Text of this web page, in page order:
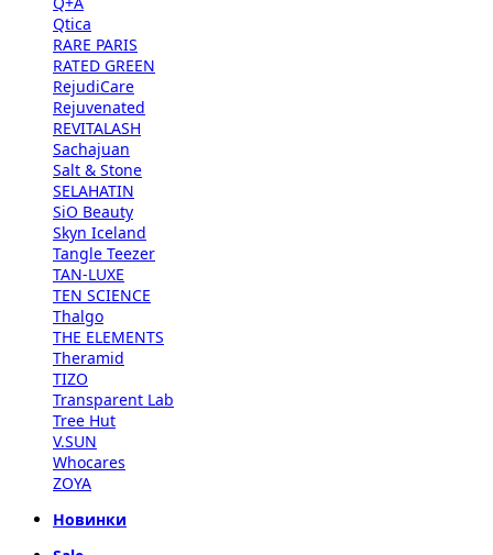
Qtica
RARE PARIS
RATED GREEN
RejudiCare
Rejuvenated
REVITALASH
Sachajuan
Salt & Stone
SELAHATIN
SiO Beauty
Skyn Iceland
Tangle Teezer
TAN-LUXE
TEN SCIENCE
Thalgo
THE ELEMENTS
Theramid
TIZO
Transparent Lab
Tree Hut
V.SUN
Whocares
ZOYA
Новинки